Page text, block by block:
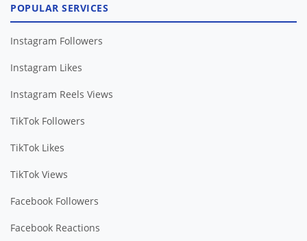
POPULAR SERVICES
Instagram Followers
Instagram Likes
Instagram Reels Views
TikTok Followers
TikTok Likes
TikTok Views
Facebook Followers
Facebook Reactions